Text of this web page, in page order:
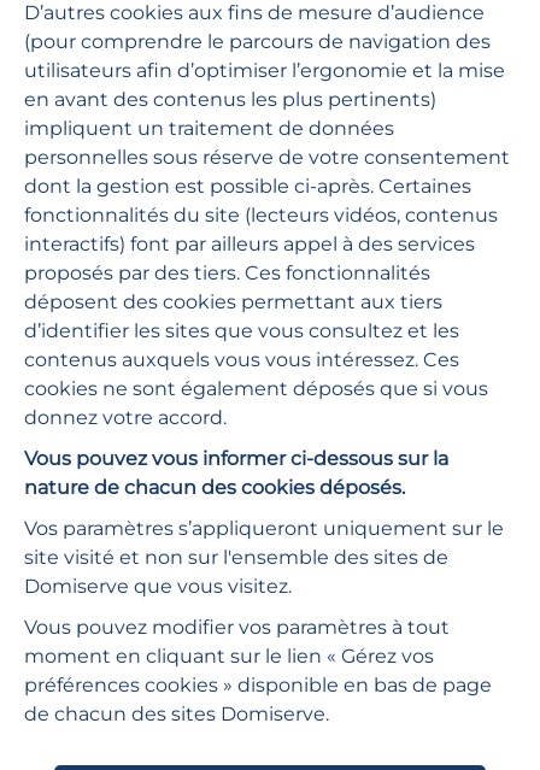
Domiserve
services à la personne
chèque emploi service
Qui sommes-nous ?
Nos actualités
Demander un devis
Besoin d'aide ?
Plan du site
Espace presse
Nous rejoindre
Restons connectés : LinkedinYoutube
D’autres cookies aux fins de mesure d’audience
(pour comprendre le parcours de navigation des
utilisateurs afin d’optimiser l’ergonomie et la mise
en avant des contenus les plus pertinents)
impliquent un traitement de données
personnelles sous réserve de votre consentement
dont la gestion est possible ci-après. Certaines
fonctionnalités du site (lecteurs vidéos, contenus
interactifs) font par ailleurs appel à des services
proposés par des tiers. Ces fonctionnalités
déposent des cookies permettant aux tiers
d’identifier les sites que vous consultez et les
contenus auxquels vous vous intéressez. Ces
cookies ne sont également déposés que si vous
donnez votre accord.
Vous pouvez vous informer ci-dessous sur la
nature de chacun des cookies déposés.
Vos paramètres s’appliqueront uniquement sur le
site visité et non sur l'ensemble des sites de
Domiserve que vous visitez.
Vous pouvez modifier vos paramètres à tout
moment en cliquant sur le lien « Gérez vos
préférences cookies » disponible en bas de page
de chacun des sites Domiserve.